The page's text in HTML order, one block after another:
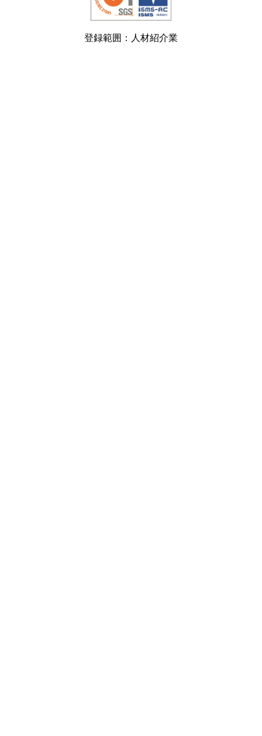
登録範囲：人材紹介業